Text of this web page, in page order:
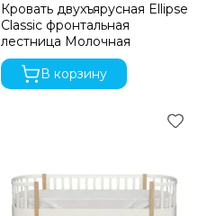
Кровать двухъярусная Ellipse
Classic фронтальная
лестница Молочная
В корзину